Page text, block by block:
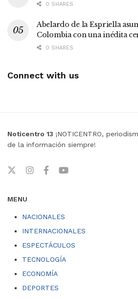
0 SHARES
Abelardo de la Espriella
Colombia con una inédita
0 SHARES
Connect with us
Noticentro 13 ¡NOTICENTRO,
de la información siempre!
MENU
NACIONALES
INTERNACIONALES
ESPECTÁCULOS
TECNOLOGÍA
ECONOMÍA
DEPORTES